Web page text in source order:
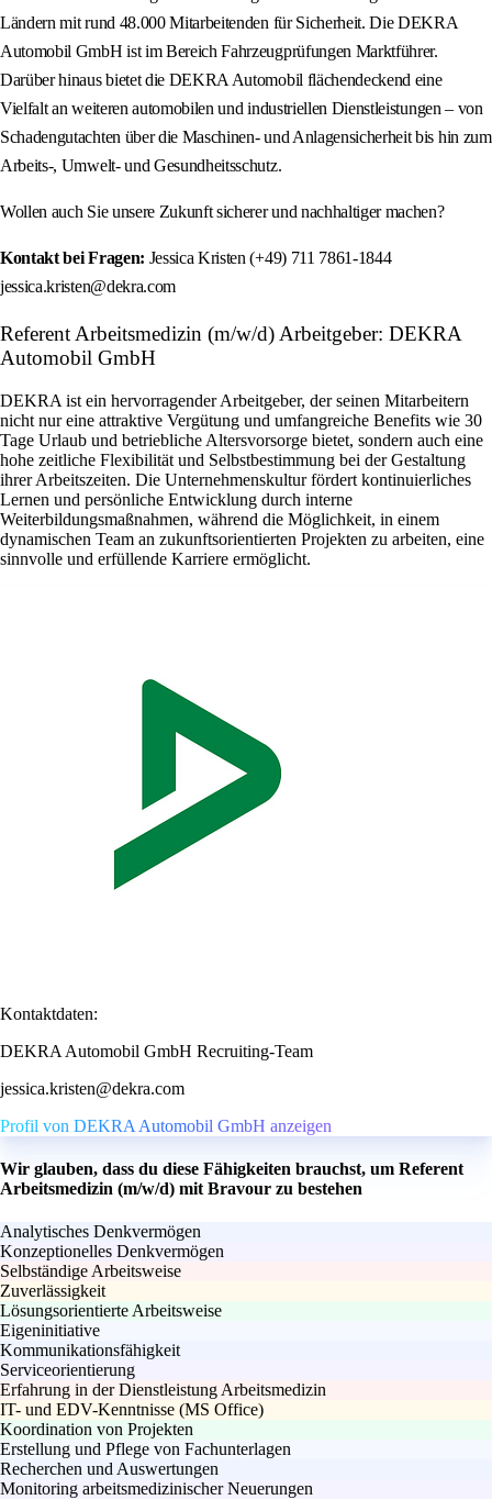
Ländern mit rund 48.000 Mitarbeitenden für Sicherheit. Die DEKRA
Automobil GmbH ist im Bereich Fahrzeugprüfungen Marktführer.
Darüber hinaus bietet die DEKRA Automobil flächendeckend eine
Vielfalt an weiteren automobilen und industriellen Dienstleistungen – von
Schadengutachten über die Maschinen- und Anlagensicherheit bis hin zum
Arbeits-, Umwelt- und Gesundheitsschutz.
Wollen auch Sie unsere Zukunft sicherer und nachhaltiger machen?
Kontakt bei Fragen: Jessica Kristen (+49) 711 7861-1844
jessica.kristen@dekra.com
Referent Arbeitsmedizin (m/w/d) Arbeitgeber: DEKRA
Automobil GmbH
DEKRA ist ein hervorragender Arbeitgeber, der seinen Mitarbeitern
nicht nur eine attraktive Vergütung und umfangreiche Benefits wie 30
Tage Urlaub und betriebliche Altersvorsorge bietet, sondern auch eine
hohe zeitliche Flexibilität und Selbstbestimmung bei der Gestaltung
ihrer Arbeitszeiten. Die Unternehmenskultur fördert kontinuierliches
Lernen und persönliche Entwicklung durch interne
Weiterbildungsmaßnahmen, während die Möglichkeit, in einem
dynamischen Team an zukunftsorientierten Projekten zu arbeiten, eine
sinnvolle und erfüllende Karriere ermöglicht.
Kontaktdaten:
DEKRA Automobil GmbH Recruiting-Team
jessica.kristen@dekra.com
Profil von DEKRA Automobil GmbH anzeigen
Wir glauben, dass du diese Fähigkeiten brauchst, um Referent
Arbeitsmedizin (m/w/d) mit Bravour zu bestehen
Analytisches Denkvermögen
Konzeptionelles Denkvermögen
Selbständige Arbeitsweise
Zuverlässigkeit
Lösungsorientierte Arbeitsweise
Eigeninitiative
Kommunikationsfähigkeit
Serviceorientierung
Erfahrung in der Dienstleistung Arbeitsmedizin
IT- und EDV-Kenntnisse (MS Office)
Koordination von Projekten
Erstellung und Pflege von Fachunterlagen
Recherchen und Auswertungen
Monitoring arbeitsmedizinischer Neuerungen